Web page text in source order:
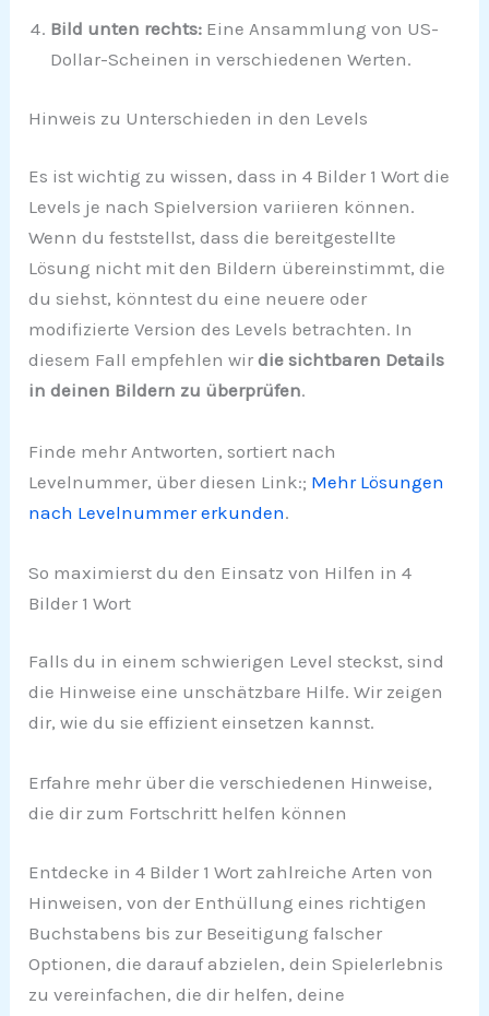
Bild unten rechts: Eine Ansammlung von US-
Dollar-Scheinen in verschiedenen Werten.
Hinweis zu Unterschieden in den Levels
Es ist wichtig zu wissen, dass in 4 Bilder 1 Wort die
Levels je nach Spielversion variieren können.
Wenn du feststellst, dass die bereitgestellte
Lösung nicht mit den Bildern übereinstimmt, die
du siehst, könntest du eine neuere oder
modifizierte Version des Levels betrachten. In
diesem Fall empfehlen wirdie sichtbaren Details
in deinen Bildern zu überprüfen.
Finde mehr Antworten, sortiert nach
Levelnummer, über diesen Link:; Mehr Lösungen
nach Levelnummer erkunden.
So maximierst du den Einsatz von Hilfen in 4
Bilder 1 Wort
Falls du in einem schwierigen Level steckst, sind
die Hinweise eine unschätzbare Hilfe. Wir zeigen
dir, wie du sie effizient einsetzen kannst.
Erfahre mehr über die verschiedenen Hinweise,
die dir zum Fortschritt helfen können
Entdecke in 4 Bilder 1 Wort zahlreiche Arten von
Hinweisen, von der Enthüllung eines richtigen
Buchstabens bis zur Beseitigung falscher
Optionen, die darauf abzielen, dein Spielerlebnis
zu vereinfachen, die dir helfen, deine